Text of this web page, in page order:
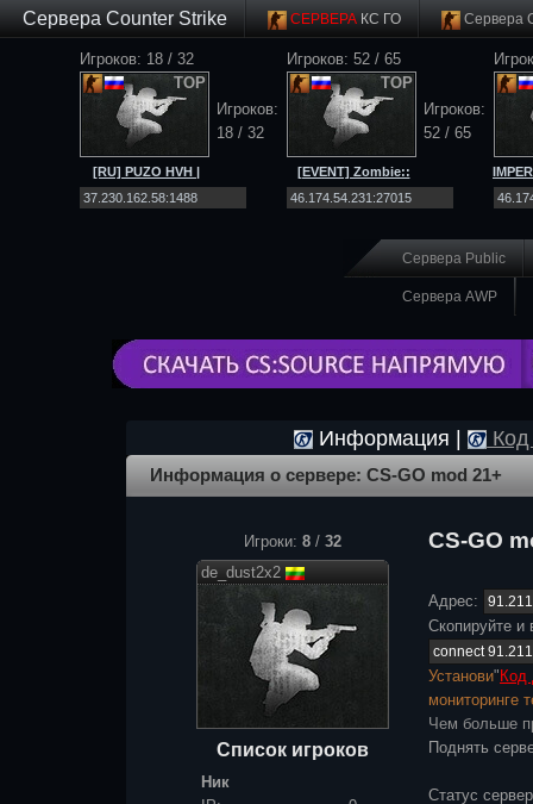
Сервера Counter Strike СЕРВЕРА КС ГО Сервера
Игроков: 18 / 32
TOP
Игроков:
18 / 32
[RU] PUZO HVH |
ONLY SCOUT |
MIRAGE |
Игроков: 52 / 65
TOP
Игроков:
52 / 65
[EVENT] Zombie::
[Net4ALL.RU]::Workshop|SSD
[CS 2]
Сервера Public
Сервера AWP
Информация |
Информация о сервере: CS-GO mod 21+
Игроки: 8/ 32
de_dust2x2
Список игроков
Ник
CS-GO
Адрес:
Скопируйте и
Установи" Код
Чем больше
Поднять
Статус